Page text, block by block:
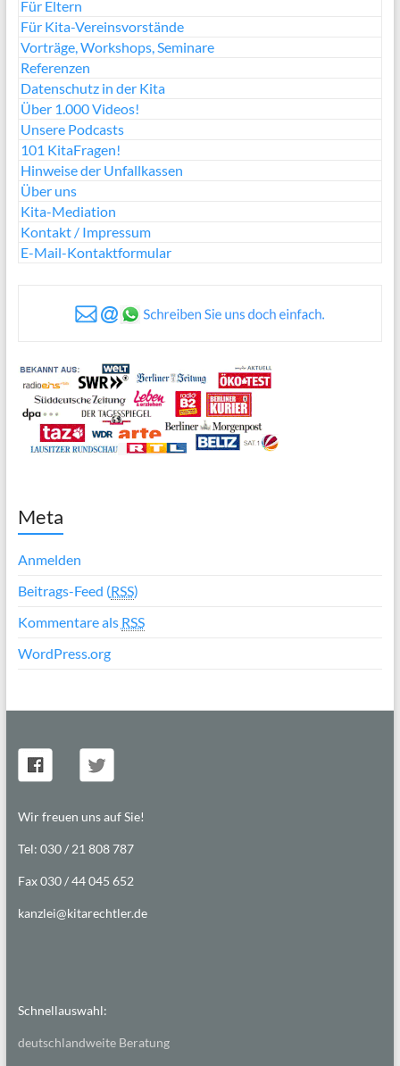
Für Eltern
Für Kita-Vereinsvorstände
Vorträge, Workshops, Seminare
Referenzen
Datenschutz in der Kita
Über 1.000 Videos!
Unsere Podcasts
101 KitaFragen!
Hinweise der Unfallkassen
Über uns
Kita-Mediation
Kontakt / Impressum
E-Mail-Kontaktformular
Meta
Anmelden
Beitrags-Feed (RSS)
Kommentare als RSS
WordPress.org
Wir freuen uns auf Sie!
Tel: 030 / 21 808 787
Fax 030 / 44 045 652
kanzlei@kitarechtler.de
Schnellauswahl:
deutschlandweite Beratung